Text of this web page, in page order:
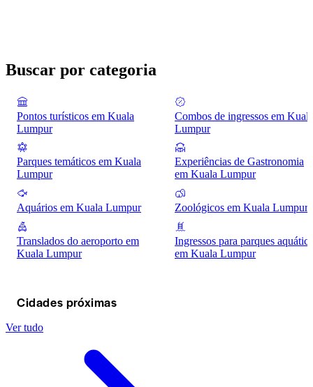
Buscar por categoria
Pontos turísticos em Kuala
Lumpur
Combos de ingressos em Kuala
Lumpur
Parques temáticos em Kuala
Lumpur
Experiências de Gastronomia
em Kuala Lumpur
Aquários em Kuala Lumpur Zoológicos em Kuala Lumpur
Translados do aeroporto em
Kuala Lumpur
Ingressos para parques
em Kuala Lumpur
Cidades próximas
Ver tudo